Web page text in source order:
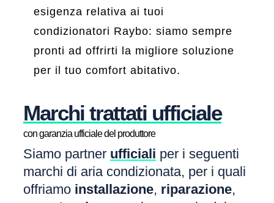
esigenza relativa ai tuoi
condizionatori Raybo: siamo sempre
pronti ad offrirti la migliore soluzione
per il tuo comfort abitativo.
Marchi trattati ufficiale
con garanzia ufficiale del produttore
Siamo partner ufficiali per i seguenti
marchi di aria condizionata, per i quali
offriamo installazione, riparazione,